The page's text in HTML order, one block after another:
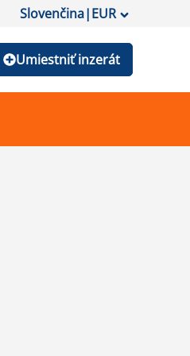
Slovenčina|EUR
Umiestniť inzerát